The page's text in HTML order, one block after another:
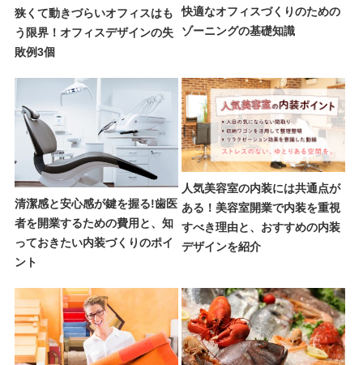
狭くて動きづらいオフィスはも
う限界！オフィスデザインの失
敗例3個
快適なオフィスづくりのための
ゾーニングの基礎知識
清潔感と安心感が鍵を握る!歯医
者を開業するための費用と、知
っておきたい内装づくりのポイ
ント
人気美容室の内装には共通点が
ある！美容室開業で内装を重視
すべき理由と、おすすめの内装
デザインを紹介